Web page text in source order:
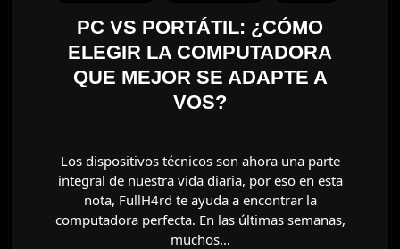
PC VS PORTÁTIL: ¿CÓMO
ELEGIR LA COMPUTADORA
QUE MEJOR SE ADAPTE A
VOS?
Los dispositivos técnicos son ahora una parte
integral de nuestra vida diaria, por eso en esta
nota, FullH4rd te ayuda a encontrar la
computadora perfecta. En las últimas semanas,
muchos…